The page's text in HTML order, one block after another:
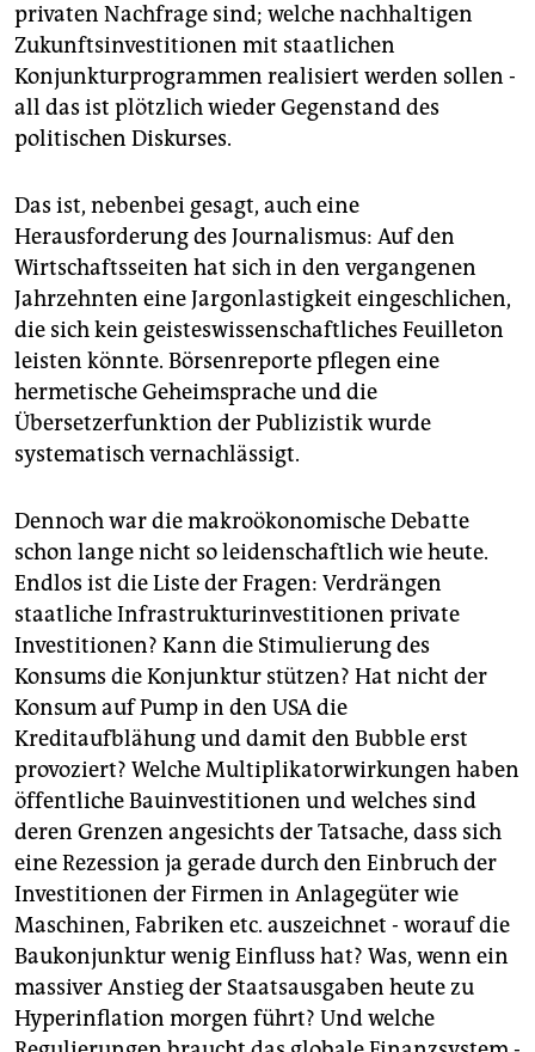
privaten Nachfrage sind; welche nachhaltigen
Zukunftsinvestitionen mit staatlichen
Konjunkturprogrammen realisiert werden sollen -
all das ist plötzlich wieder Gegenstand des
politischen Diskurses.
Das ist, nebenbei gesagt, auch eine
Herausforderung des Journalismus: Auf den
Wirtschaftsseiten hat sich in den vergangenen
Jahrzehnten eine Jargonlastigkeit eingeschlichen,
die sich kein geisteswissenschaftliches Feuilleton
leisten könnte. Börsenreporte pflegen eine
hermetische Geheimsprache und die
Übersetzerfunktion der Publizistik wurde
systematisch vernachlässigt.
Dennoch war die makroökonomische Debatte
schon lange nicht so leidenschaftlich wie heute.
Endlos ist die Liste der Fragen: Verdrängen
staatliche Infrastrukturinvestitionen private
Investitionen? Kann die Stimulierung des
Konsums die Konjunktur stützen? Hat nicht der
Konsum auf Pump in den USA die
Kreditaufblähung und damit den Bubble erst
provoziert? Welche Multiplikatorwirkungen haben
öffentliche Bauinvestitionen und welches sind
deren Grenzen angesichts der Tatsache, dass sich
eine Rezession ja gerade durch den Einbruch der
Investitionen der Firmen in Anlagegüter wie
Maschinen, Fabriken etc. auszeichnet - worauf die
Baukonjunktur wenig Einfluss hat? Was, wenn ein
massiver Anstieg der Staatsausgaben heute zu
Hyperinflation morgen führt? Und welche